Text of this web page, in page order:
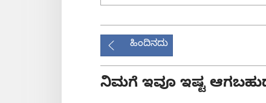
ಹಿಂದಿನದು
ನಿಮಗೆ ಇವೂ ಇಷ್ಟ